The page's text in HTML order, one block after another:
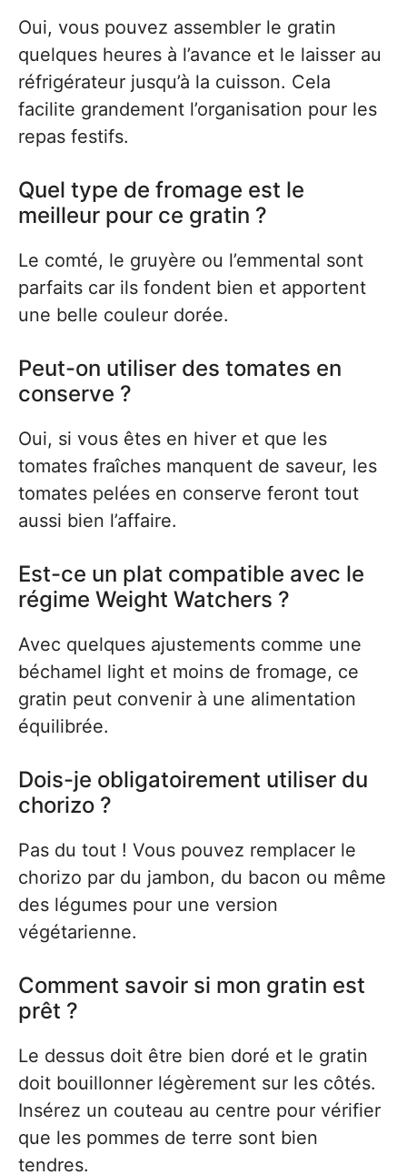
Oui, vous pouvez assembler le gratin
quelques heures à l’avance et le laisser au
réfrigérateur jusqu’à la cuisson. Cela
facilite grandement l’organisation pour les
repas festifs.
Quel type de fromage est le
meilleur pour ce gratin ?
Le comté, le gruyère ou l’emmental sont
parfaits car ils fondent bien et apportent
une belle couleur dorée.
Peut-on utiliser des tomates en
conserve ?
Oui, si vous êtes en hiver et que les
tomates fraîches manquent de saveur, les
tomates pelées en conserve feront tout
aussi bien l’affaire.
Est-ce un plat compatible avec le
régime Weight Watchers ?
Avec quelques ajustements comme une
béchamel light et moins de fromage, ce
gratin peut convenir à une alimentation
équilibrée.
Dois-je obligatoirement utiliser du
chorizo ?
Pas du tout ! Vous pouvez remplacer le
chorizo par du jambon, du bacon ou même
des légumes pour une version
végétarienne.
Comment savoir si mon gratin est
prêt ?
Le dessus doit être bien doré et le gratin
doit bouillonner légèrement sur les côtés.
Insérez un couteau au centre pour vérifier
que les pommes de terre sont bien
tendres.